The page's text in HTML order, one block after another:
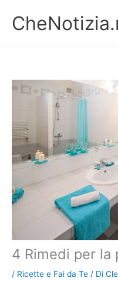
contenuto
4 Rimedi per la
/ Ricette e Fai da Te / Di